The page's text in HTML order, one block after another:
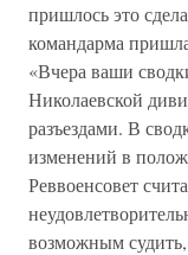
пришлось это
командарма
«Вчера ваши
Николаевской
разъездами. В
изменений в
Реввоенсовет
возможным судить,